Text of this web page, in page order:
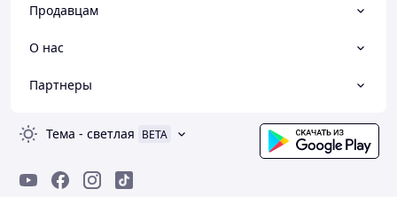
Продавцам
О нас
Партнеры
Тема - светлая BETA